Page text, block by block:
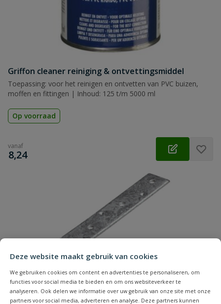
Deze website maakt gebruik van cookies
We gebruiken cookies om content en advertenties te personaliseren, om
functies voor social media te bieden en om ons websiteverkeer te
analyseren. Ook delen we informatie over uw gebruik van onze site met onze
partners voor social media, adverteren en analyse. Deze partners kunnen
Griffon cleaner reiniging & ontvettingsmiddel
Toepassing: voor het reinigen en ontvetten van PVC buizen,
moffen en fittingen | Inhoud: 125 t/m 5000 ml
Op voorraad
vanaf
€
8,24